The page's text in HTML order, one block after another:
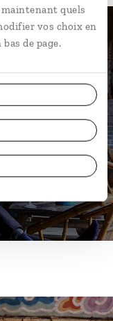
quels
vos choix en
de page.